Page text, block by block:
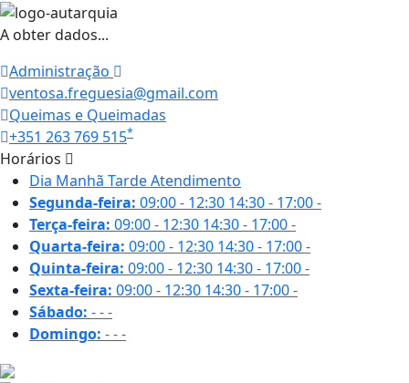
A obter dados...
Administração
ventosa.freguesia@gmail.com
Queimas e Queimadas
+351 263 769 515*
Horários
Dia Manhã TardeAtendimento
Segunda-feira: 09:00 - 12:30 14:30 - 17:00-
Terça-feira: 09:00 - 12:30 14:30 - 17:00-
Quarta-feira: 09:00 - 12:30 14:30 - 17:00-
Quinta-feira: 09:00 - 12:30 14:30 - 17:00-
Sexta-feira: 09:00 - 12:30 14:30 - 17:00-
Sábado: ---
Domingo: ---